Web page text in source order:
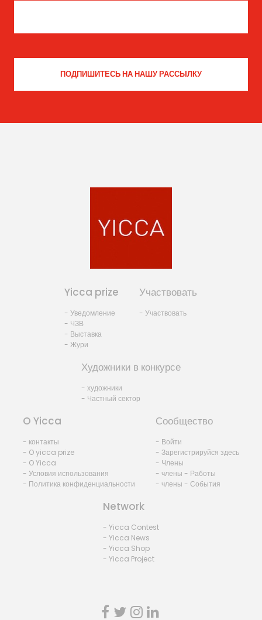
Sociogramme
Yicca prize
- Уведомление
- ЧЗВ
- Выставка
- Жури
Участвовать
- Участвовать
Художники в конкурсе
- художники
- Частный сектор
O Yicca
- контакты
- O yicca prize
- O Yicca
- Условия использования
- Политика конфиденциальности
Сообщество
- Войти
- Зарегистрируйся здесь
- Члены
- члены - Работы
- члены - События
Network
- Yicca Contest
- Yicca News
- Yicca Shop
- Yicca Project